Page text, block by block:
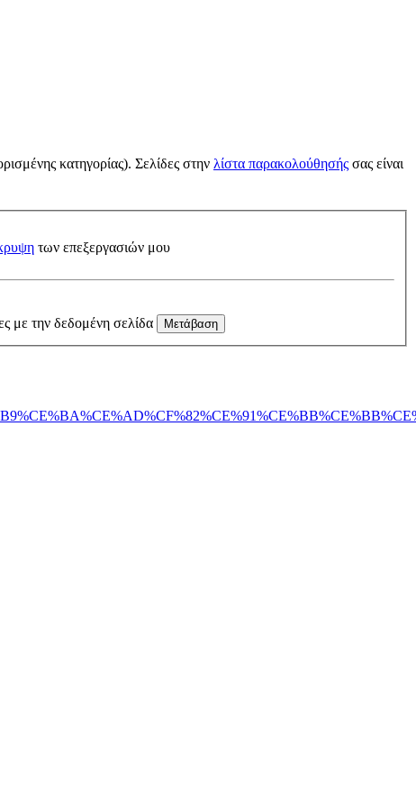
κατηγορίας). Σελίδες στην λίστα παρακολούθησής σας είναι
των επεξεργασιών μου
με την δεδομένη σελίδα